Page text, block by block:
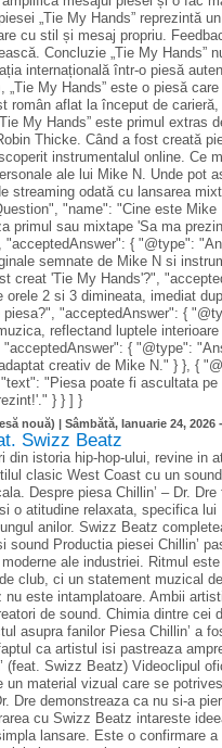
„Tie My Hands” reprezintă
cu stil și mesaj propriu.
Concluzie „Tie My Hands”
internațională într-o piesă
My Hands” este o piesă
român aflat la început de
My Hands” este primul
Thicke. Când a fost creată
instrumentalul online. Ce
ale lui Mike N. Unde pot
streaming odată cu lansarea
"name": "Cine este
primul sau mixtape 'Sa ma
{ "@type":
semnate de Mike N si
creat 'Tie My Hands'?",
2 si 3 dimineata, imediat
"acceptedAnswer": {
reflectand luptele
{ "@type":
creativ de Mike N." } }, {
"Piesa poate fi ascultata
} } ] }
nouă) | Sâmbătă, Ianuarie 24, 2026
Swizz Beatz
din istoria hip-hop-ului, revine in
clasic West Coast cu un
Despre piesa Chillin’ – Dr.
o atitudine relaxata, specifica
anilor. Swizz Beatz
sound Productia piesei Chillin’
ale industriei. Ritmul
club, ci un statement muzical
este intamplatoare. Ambii
de sound. Chimia dintre
asupra fanilor Piesa Chillin’ a
ca artistul isi pastreaza
(feat. Swizz Beatz) Videoclipul
material vizual care se
Dre demonstreaza ca nu si-a
cu Swizz Beatz intareste
lansare. Este o confirmare